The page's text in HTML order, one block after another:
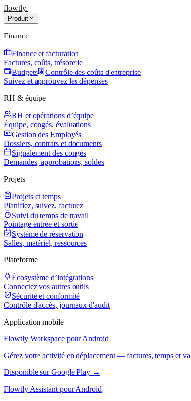
flowtly.
Produit
Finance
Finance et facturation
Factures, coûts, trésorerie
Budgets
Contrôle des coûts d'entreprise
Suivez et approuvez les dépenses
RH & équipe
RH et opérations d’équipe
Équipe, congés, évaluations
Gestion des Employés
Dossiers, contrats et documents
Signalement des congés
Demandes, approbations, soldes
Projets
Projets et temps
Planifiez, suivez, facturez
Suivi du temps de travail
Pointage entrée et sortie
Système de réservation
Salles, matériel, ressources
Plateforme
Écosystème d’intégrations
Connectez vos autres outils
Sécurité et conformité
Contrôle d'accès, journaux d'audit
Application mobile
Flowtly Workspace pour Android
Gérez votre activité en déplacement — factures, temps et
Disponible sur Google Play →
Flowtly Assistant pour Android